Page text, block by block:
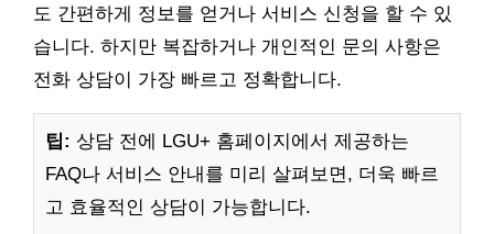
도 간편하게 정보를 얻거나 서비스 신청을 할 수 있
습니다. 하지만 복잡하거나 개인적인 문의 사항은
전화 상담이 가장 빠르고 정확합니다.
팁: 상담 전에 LGU+ 홈페이지에서 제공하는
FAQ나 서비스 안내를 미리 살펴보면, 더욱 빠르
고 효율적인 상담이 가능합니다.